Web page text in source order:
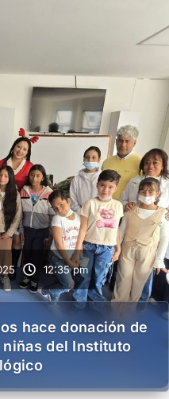
12:35 pm
hace donación de
del Instituto